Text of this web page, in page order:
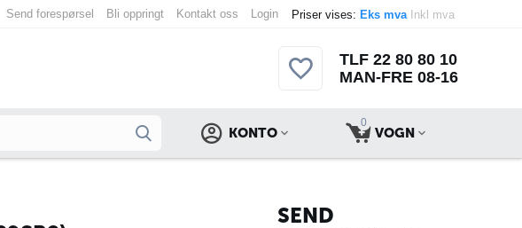
Priser vises: Eks mva Inkl mva
Send forespørsel Bli oppringt Kontakt oss Login
TLF 22 80 80 10
MAN-FRE 08-16
0
VOGN
KONTO
SEND